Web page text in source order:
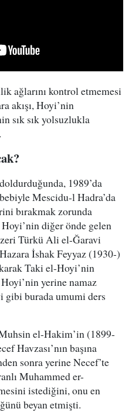
ağlarını kontrol etmemesi
akışı, Hoyi’nin
sık sık yolsuzlukla
1989’da
Mescidu-l Hadra’da
bırakmak zorunda
diğer önde gelen
Türkü Ali el-Ğaravi
İshak Feyyaz (1930-)
Taki el-Hoyi’nin
yerine namaz
gibi burada umumi ders
el-Hakim’in (1899-
Havzası’nın başına
sonra yerine Necef’te
Muhammed er-
istediğini, onu en
beyan etmişti.